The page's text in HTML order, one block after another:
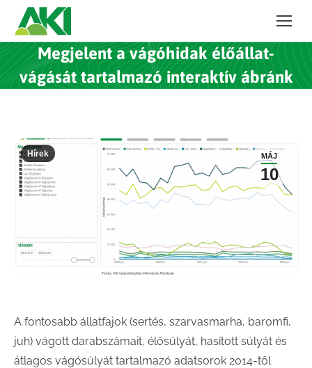
Megjelent a vágóhidak élőállat-
vágását tartalmazó interaktív ábránk
MÁJ
10
Hírek
A fontosabb állatfajok (sertés, szarvasmarha, baromfi,
juh) vágott darabszámait, élősúlyát, hasított súlyát és
átlagos vágósúlyát tartalmazó adatsorok 2014-től